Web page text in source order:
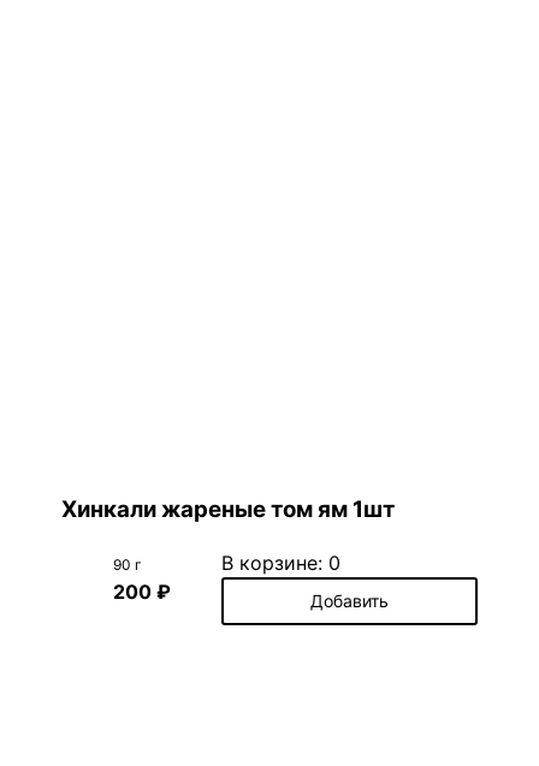
Хинкали жареные том ям 1шт
90 г
200 ₽
В корзине: 0
Добавить